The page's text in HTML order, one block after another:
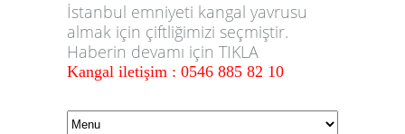
İstanbul emniyeti kangal yavrusu
almak için çiftliğimizi seçmiştir.
Haberin devamı için TIKLA
Kangal iletişim : 0546 885 82 10